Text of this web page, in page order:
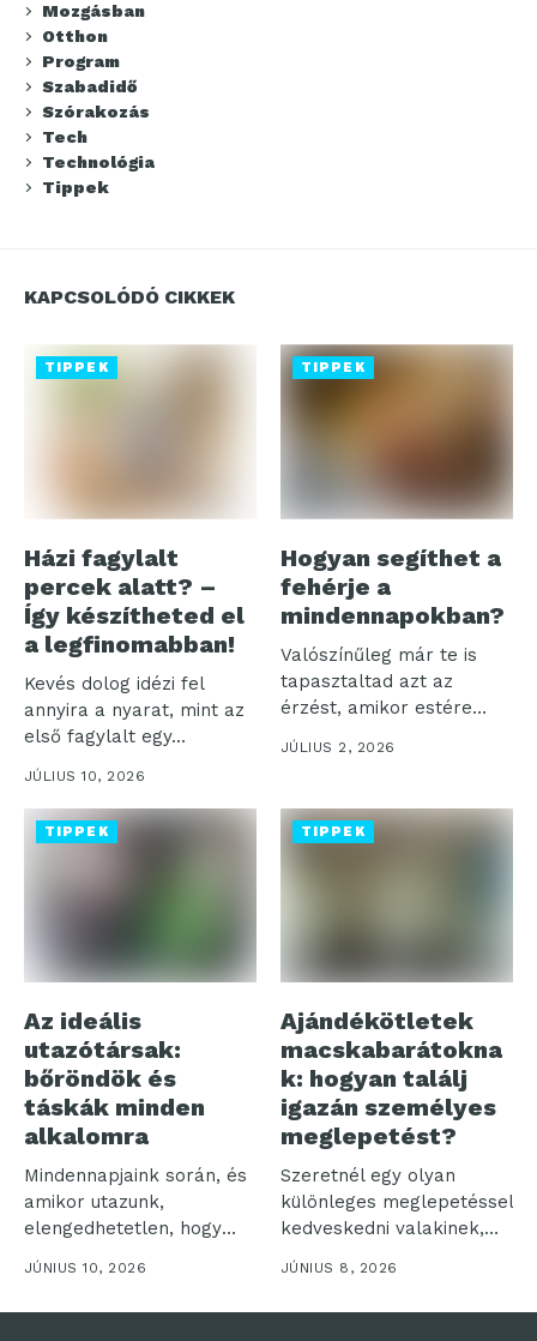
Mozgásban
Otthon
Program
Szabadidő
Szórakozás
Tech
Technológia
Tippek
KAPCSOLÓDÓ CIKKEK
TIPPEK
Házi fagylalt
percek alatt? –
Így készítheted el
a legfinomabban!
Kevés dolog idézi fel
annyira a nyarat, mint az
első fagylalt egy...
JÚLIUS 10, 2026
TIPPEK
Hogyan segíthet a
fehérje a
mindennapokban?
Valószínűleg már te is
tapasztaltad azt az
érzést, amikor estére
minden energiád...
JÚLIUS 2, 2026
TIPPEK
Az ideális
utazótársak:
bőröndök és
táskák minden
alkalomra
Mindennapjaink során, és
amikor utazunk,
elengedhetetlen, hogy
legyen egy megbízható
táskánk vagy...
JÚNIUS 10, 2026
TIPPEK
Ajándékötletek
macskabarátokna
k: hogyan találj
igazán személyes
meglepetést?
Szeretnél egy olyan
különleges meglepetéssel
kedveskedni valakinek,
aki rajong a cicákért?
JÚNIUS 8, 2026